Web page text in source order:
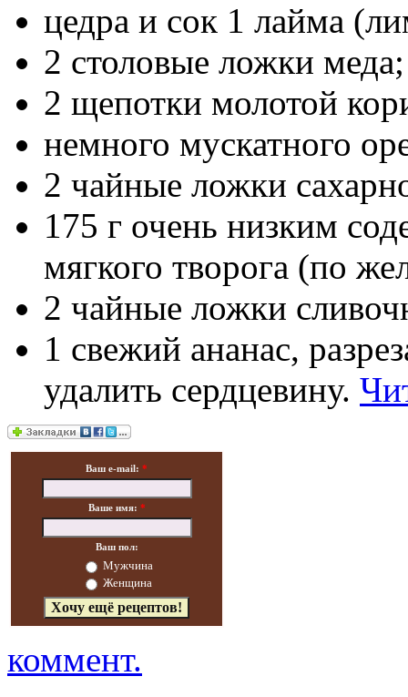
цедра и сок 1 лайма
2 столовые ложки меда;
2 щепотки молотой
немного мускатного
2 чайные ложки
175 г очень низким
мягкого творога (по
2 чайные ложки
1 свежий ананас,
удалить сердцевину.
Ваш e-mail: *
Ваше имя: *
Ваш пол:
Мужчина
Женщина
коммент.